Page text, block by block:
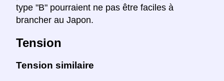
type "B" pourraient ne pas être faciles à
brancher au Japon.
Tension
Tension similaire